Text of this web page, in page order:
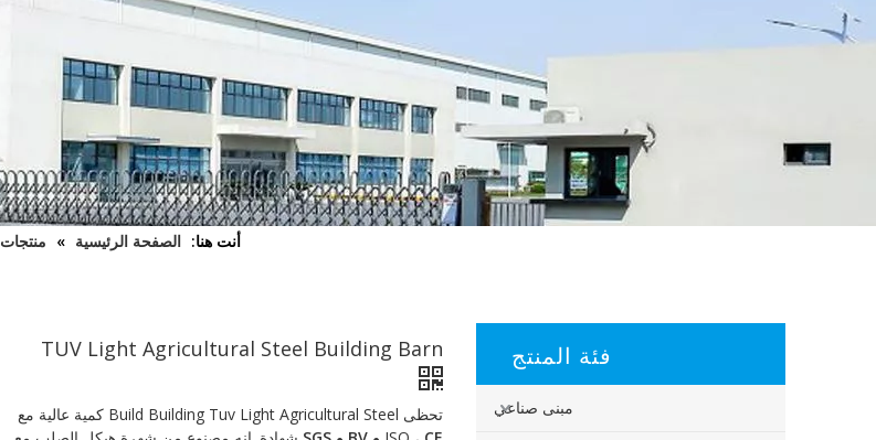
أنت هنا: الصفحة الرئيسية » منتجات
TUV Light Agricultural Steel Building Barn
تحظى Build Building Tuv Light Agricultural Steel كمية عالية مع
فئة المنتج
مبنى صناعي